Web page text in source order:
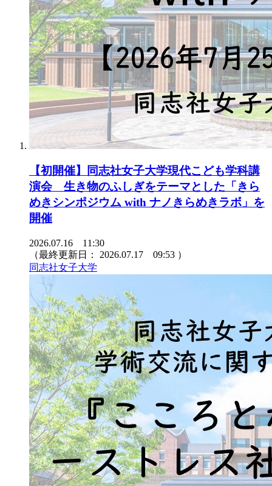
【初開催】同志社女子大学現代こども学科講
演会 生き物のふしぎをテーマとした「きら
めきシンポジウム with ナノきらめきラボ」を
開催
2026.07.16 11:30
（最終更新日： 2026.07.17 09:53 ）
同志社女子大学